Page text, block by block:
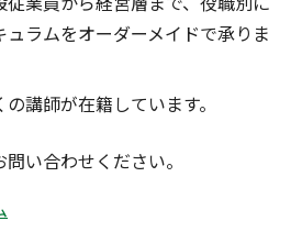
ラムをオーダーメイドで承りま
講師が在籍しています。
い合わせください。